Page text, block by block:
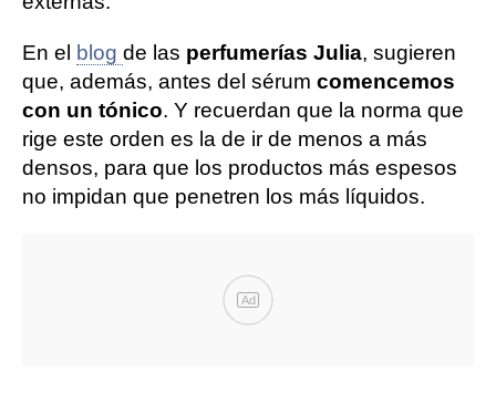
En el blog de las perfumerías Julia, sugieren
que, además, antes del sérum comencemos
con un tónico. Y recuerdan que la norma que
rige este orden es la de ir de menos a más
densos, para que los productos más espesos
no impidan que penetren los más líquidos.
Ad